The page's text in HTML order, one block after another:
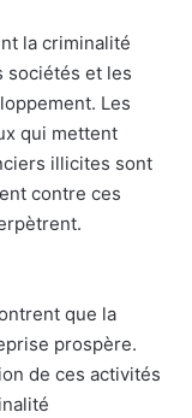
la criminalité
sociétés et les
Les
qui mettent
illicites sont
contre ces
que la
prospère.
de ces activités